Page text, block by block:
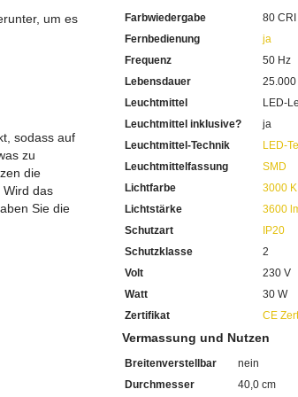
Ausgewiesen mit der
Diedimmbare
Diese verweist auf die
Ausladung ab Decke von 2
Inklusive 1 x 30 Watt SMD
Sehr sparsam im
Die hohe Lumenzahl
Das Licht kann eingestellt
3000 Kelvin Warmweiss bis
Mit einer Farbwiedergabe
Abends sehen Sie das
Extrem lange Lebensdauer
Bei Fragen, kontaktieren Sie
Erkundigen Sie sich bei
Wir freuen uns auf Ihre
um es
sodass auf
zu
die
Wird das
Sie die
Farbwiedergabe
80 CRI
Fernbedienung
ja
Frequenz
50 Hz
Lebensdauer
25.000
Leuchtmittel
LED-
Leuchtmittel inklusive?
ja
Leuchtmittel-Technik
LED-
Leuchtmittelfassung
SMD
Lichtfarbe
3000 K
Lichtstärke
3600
Schutzart
IP20
Schutzklasse
2
Volt
230 V
Watt
30 W
Zertifikat
CE
Vermassung und Nutzen
Breitenverstellbar
nein
Durchmesser
40,0 cm